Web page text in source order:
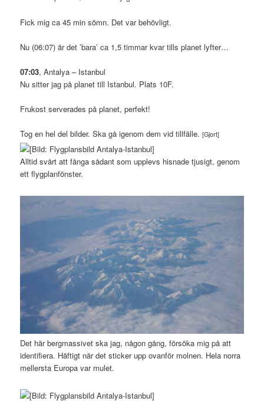
Fick mig ca 45 min sömn. Det var behövligt.
Nu (06:07) är det ’bara’ ca 1,5 timmar kvar tills planet lyfter…
07:03, Antalya – Istanbul
Nu sitter jag på planet till Istanbul. Plats 10F.
Frukost serverades på planet, perfekt!
Tog en hel del bilder. Ska gå igenom dem vid tillfälle.[Gjort]
Alltid svårt att fånga sådant som upplevs hisnade tjusigt, genom
ett flygplanfönster.
Det här bergmassivet ska jag, någon gång, försöka mig på att
identifiera. Häftigt när det sticker upp ovanför molnen. Hela norra
mellersta Europa var mulet.